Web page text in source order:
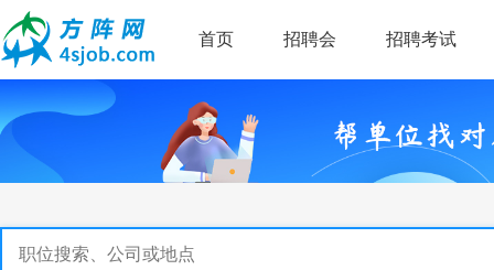
首页 招聘会 招聘考试